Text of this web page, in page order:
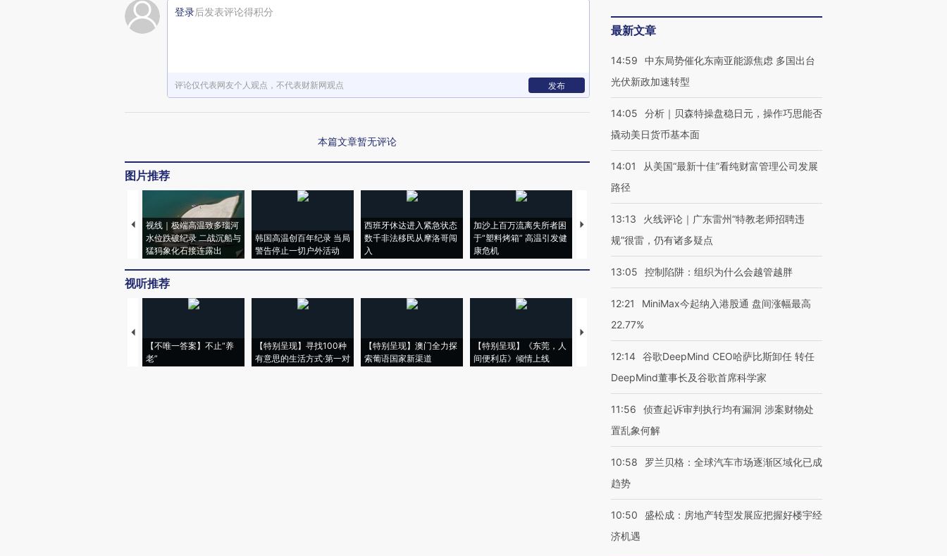
登录后发表评论得积分
评论仅代表网友个人观点，不代表财新网观点 发布
本篇文章暂无评论
图片推荐
视线｜极端高温致多瑙河
水位跌破纪录 二战沉船与
猛犸象化石接连露出
韩国高温创百年纪录 当局
警告停止一切户外活动
西班牙休达进入紧急状态
数千非法移民从摩洛哥闯
入
加沙上百万流离失所者困
于“塑料烤箱” 高温引发健
康危机
马航飞行员跨国走私7万
粒摇头丸 尿检体内含3种
视线｜HYROX的吸金
术：是什么让中产们甘
视听推荐
【不唯一答案】不止“养
老”
【特别呈现】寻找100种
有意思的生活方式·第一对
【特别呈现】澳门全力探
索葡语国家新渠道
【特别呈现】《东莞，人
间便利店》倾情上线
【推广】走进第四届链博
有意思的生活方式·第三对
住三大增长引擎是什么？
最新文章
14:59
中东局势催化东南亚能源焦虑 多国出台
光伏新政加速转型
14:05
分析｜贝森特操盘稳日元，操作巧思能否
撬动美日货币基本面
14:01
从美国“最新十佳”看纯财富管理公司发展
路径
13:13
火线评论｜广东雷州“特教老师招聘违
规”很雷，仍有诸多疑点
13:05 控制陷阱：组织为什么会越管越胖
12:21
MiniMax今起纳入港股通 盘间涨幅最高
22.77%
12:14 谷歌DeepMind CEO哈萨比斯卸任 转任
DeepMind董事长及谷歌首席科学家
11:56
侦查起诉审判执行均有漏洞 涉案财物处
置乱象何解
10:58
罗兰贝格：全球汽车市场逐渐区域化已成
趋势
10:50
盛松成：房地产转型发展应把握好楼宇经
济机遇